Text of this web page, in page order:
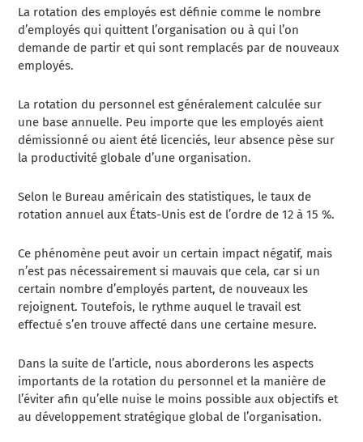
La rotation des employés est définie comme le nombre
d’employés qui quittent l’organisation ou à qui l’on
demande de partir et qui sont remplacés par de nouveaux
employés.
La rotation du personnel est généralement calculée sur
une base annuelle. Peu importe que les employés aient
démissionné ou aient été licenciés, leur absence pèse sur
la productivité globale d’une organisation.
Selon le Bureau américain des statistiques, le taux de
rotation annuel aux États-Unis est de l’ordre de 12 à 15 %.
Ce phénomène peut avoir un certain impact négatif, mais
n’est pas nécessairement si mauvais que cela, car si un
certain nombre d’employés partent, de nouveaux les
rejoignent. Toutefois, le rythme auquel le travail est
effectué s’en trouve affecté dans une certaine mesure.
Dans la suite de l’article, nous aborderons les aspects
importants de la rotation du personnel et la manière de
l’éviter afin qu’elle nuise le moins possible aux objectifs et
au développement stratégique global de l’organisation.